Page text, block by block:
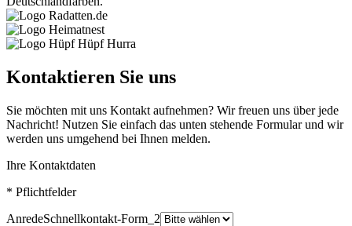
Kontaktieren Sie uns
Sie möchten mit uns Kontakt aufnehmen? Wir freuen uns über jede
Nachricht! Nutzen Sie einfach das unten stehende Formular und wir
werden uns umgehend bei Ihnen melden.
Ihre Kontaktdaten
* Pflichtfelder
AnredeSchnellkontakt-Form_2